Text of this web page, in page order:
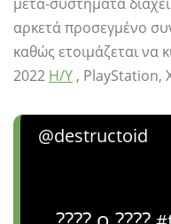
αρκετά προσεγμένο
καθώς ετοιμάζεται να
2022 Η/Υ , PlayStation,
@destructoid